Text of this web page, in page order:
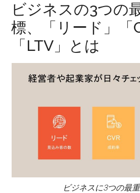
ビジネスの3つの
標、「リード」「
「LTV」とは
ビジネスに3つの最